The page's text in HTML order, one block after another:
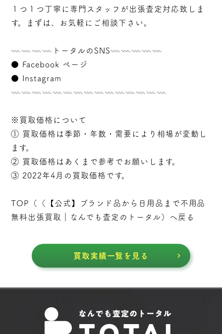
１つ１つ丁寧に専門スタッフが出張査定対応致しま
す。まずは、お気軽にご相談下さい。
𓇠𓇠𓇠𓇠トータルのSNS𓇠𓇠𓇠𓇠𓇠
● Facebook ページ
●
Instagram
𓇠𓇠𓇠𓇠𓇠𓇠𓇠𓇠𓇠𓇠𓇠𓇠𓇠𓇠𓇠
※買取価格について
① 買取価格は季節・年数・需要により相場が変動し
ます。
② 買取価格はあくまで参考でお願いします。
③ 2022年4月の買取価格です。
TOP（（
【公式】ブランド品から日用品まで不用品
無料出張買取｜なんでも査定のトータル ）へ戻る
買取実績一覧を見る